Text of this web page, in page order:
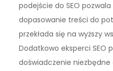
podejście do SEO
dopasowanie treści do
przekłada się na wyższy
Dodatkowo eksperci SEO
doświadczenie